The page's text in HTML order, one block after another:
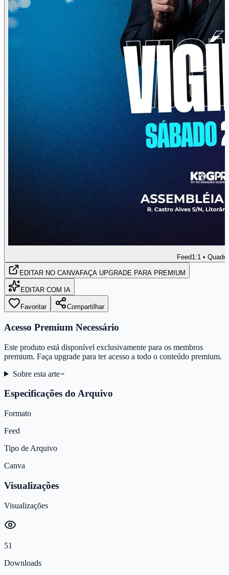
Feed1:1 •
EDITAR NO CANVAFAÇA UPGRADE PARA PREMIUM
EDITAR COM IA
Favoritar Compartilhar
Acesso Premium Necessário
Este produto está disponível exclusivamente para os membros
premium. Faça upgrade para ter acesso a todo o conteúdo premium.
Sobre esta arte
Especificações do Arquivo
Formato
Feed
Tipo de Arquivo
Canva
Visualizações
Visualizações
51
Downloads